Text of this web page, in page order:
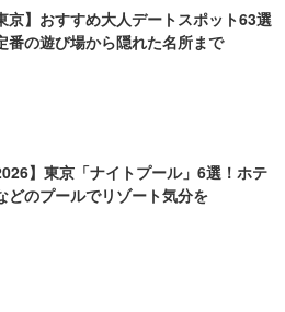
京】おすすめ大人デートスポット63選
番の遊び場から隠れた名所まで
】東京「ナイトプール」6選！ホテ
どのプールでリゾート気分を